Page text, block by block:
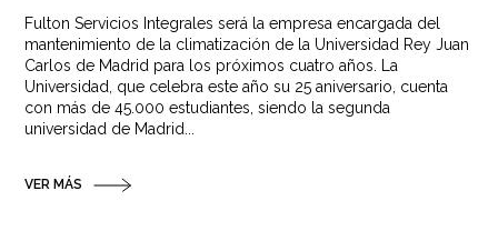
Fulton Servicios Integrales será la empresa encargada del
mantenimiento de la climatización de la Universidad Rey Juan
Carlos de Madrid para los próximos cuatro años. La
Universidad, que celebra este año su 25 aniversario, cuenta
con más de 45.000 estudiantes, siendo la segunda
universidad de Madrid...
VER MÁS